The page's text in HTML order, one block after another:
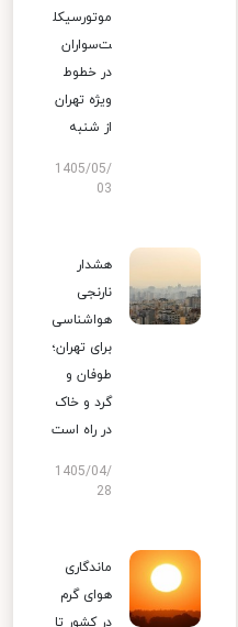
موتورسیکل
ت‌سواران
در خطوط
ویژه تهران
از شنبه
1405/05/
03
هشدار
نارنجی
هواشناسی
برای تهران؛
طوفان و
گرد و خاک
در راه است
1405/04/
28
ماندگاری
هوای گرم
در کشور تا